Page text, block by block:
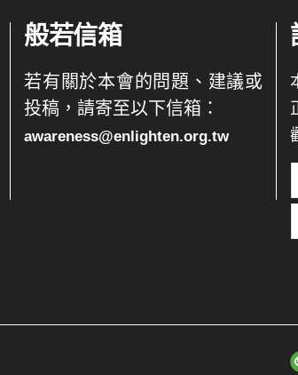
般若信箱
若有關於本會的問題、建議或
投稿，請寄至以下信箱：
awareness@enlighten.org.tw